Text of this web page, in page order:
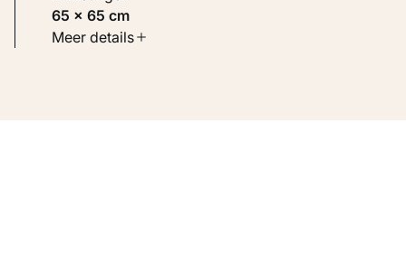
65 × 65 cm
Soort werk
Meer details